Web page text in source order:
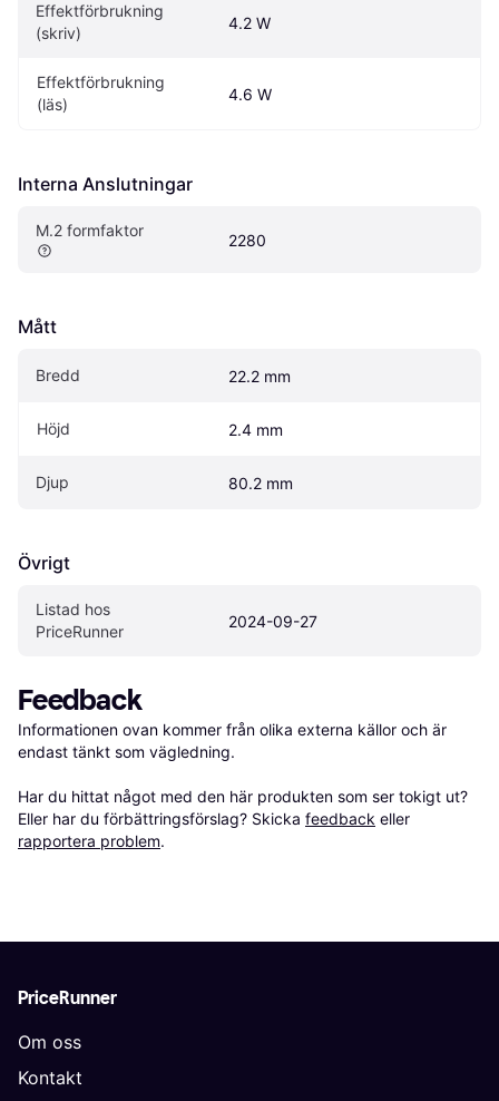
Effektförbrukning
(skriv)
4.2 W
Effektförbrukning
(läs)
4.6 W
Interna Anslutningar
M.2 formfaktor
2280
Mått
Bredd 22.2 mm
Höjd 2.4 mm
Djup 80.2 mm
Övrigt
Listad hos
PriceRunner
2024-09-27
Feedback
Informationen ovan kommer från olika externa källor och är
endast tänkt som vägledning.
Har du hittat något med den här produkten som ser tokigt ut?
Eller har du förbättringsförslag? Skicka feedback eller
rapportera problem.
PriceRunner
Om oss
Kontakt